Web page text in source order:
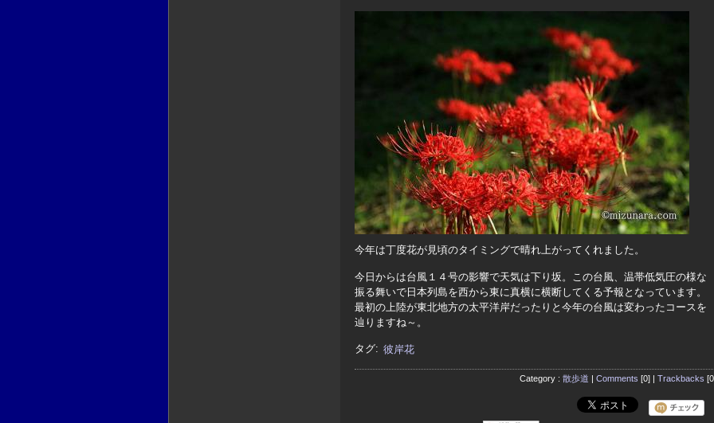
今年は丁度花が見頃のタイミングで晴れ上がってくれました。
今日からは台風１４号の影響で天気は下り坂。この台風、温帯低気圧の様な
振る舞いで日本列島を西から東に真横に横断してくる予報となっています。
最初の上陸が東北地方の太平洋岸だったりと今年の台風は変わったコースを
辿りますね～。
タグ: 彼岸花
Category : 散歩道 | Comments [0] | Trackbacks